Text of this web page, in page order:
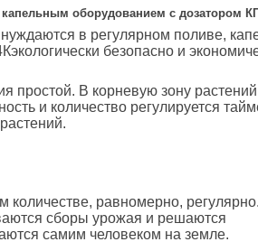
оборудованием с дозатором
в регулярном поливе,
безопасно и
простой. В корневую зону
и количество регулируется
равномерно, регулярно.
сборы урожая и решаются
самим человеком на земле.